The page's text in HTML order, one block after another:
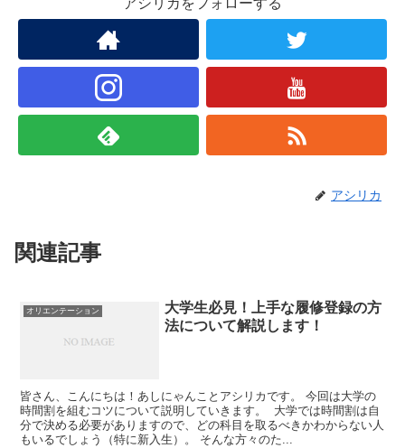
アシリカをフォローする
アシリカ
関連記事
オリエンテーション
大学生必見！上手な履修登録の方
法について解説します！
皆さん、こんにちは！あしにゃんことアシリカです。 今回は大学の
時間割を組むコツについて説明していきます。 大学では時間割は自
分で決める必要がありますので、どの科目を取るべきかわからない人
もいるでしょう（特に新入生）。 そんな方々のた...